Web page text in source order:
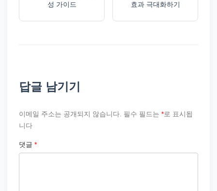
성 가이드
효과 극대화하기
답글 남기기
이메일 주소는 공개되지 않습니다. 필수 필드는 *로 표시됩
니다
댓글 *